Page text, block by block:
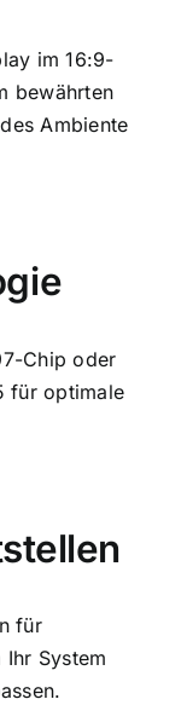
im 16:9-
bewährten
Ambiente
Chip oder
für optimale
für
System